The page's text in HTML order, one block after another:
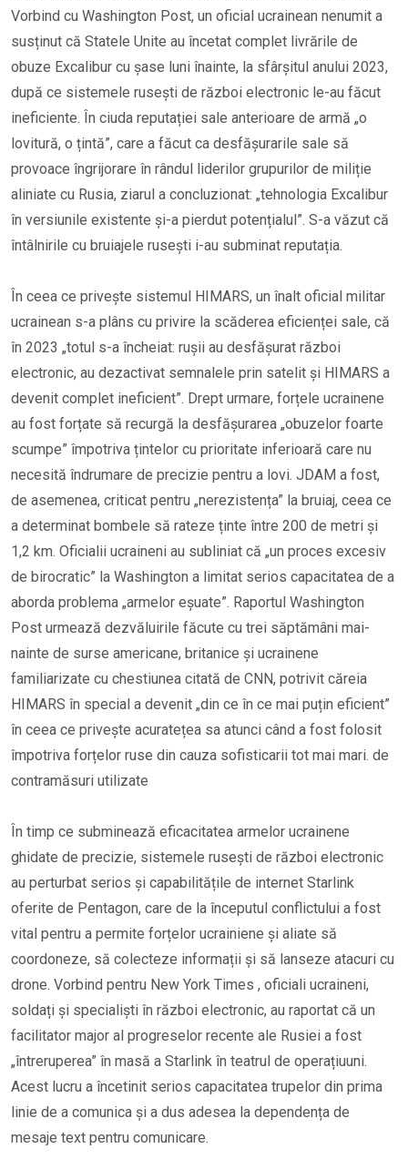
Vorbind cu Washington Post, un oficial ucrainean nenumit a
susținut că Statele Unite au încetat complet livrările de
obuze Excalibur cu șase luni înainte, la sfârșitul anului 2023,
după ce sistemele rusești de război electronic le-au făcut
ineficiente. În ciuda reputației sale anterioare de armă „o
lovitură, o țintă”, care a făcut ca desfășurarile sale să
provoace îngrijorare în rândul liderilor grupurilor de miliție
aliniate cu Rusia, ziarul a concluzionat: „tehnologia Excalibur
în versiunile existente și-a pierdut potențialul”. S-a văzut că
întâlnirile cu bruiajele rusești i-au subminat reputația.
În ceea ce privește sistemul HIMARS, un înalt oficial militar
ucrainean s-a plâns cu privire la scăderea eficienței sale, că
în 2023 „totul s-a încheiat: rușii au desfășurat război
electronic, au dezactivat semnalele prin satelit și HIMARS a
devenit complet ineficient”. Drept urmare, forțele ucrainene
au fost forțate să recurgă la desfășurarea „obuzelor foarte
scumpe” împotriva țintelor cu prioritate inferioară care nu
necesită îndrumare de precizie pentru a lovi. JDAM a fost,
de asemenea, criticat pentru „nerezistența” la bruiaj, ceea ce
a determinat bombele să rateze ținte între 200 de metri și
1,2 km. Oficialii ucraineni au subliniat că „un proces excesiv
de birocratic” la Washington a limitat serios capacitatea de a
aborda problema „armelor eșuate”. Raportul Washington
Post urmează dezvăluirile făcute cu trei săptămâni mai-
nainte de surse americane, britanice și ucrainene
familiarizate cu chestiunea citată de CNN, potrivit căreia
HIMARS în special a devenit „din ce în ce mai puțin eficient”
în ceea ce privește acuratețea sa atunci când a fost folosit
împotriva forțelor ruse din cauza sofisticarii tot mai mari. de
contramăsuri utilizate
În timp ce subminează eficacitatea armelor ucrainene
ghidate de precizie, sistemele rusești de război electronic
au perturbat serios și capabilitățile de internet Starlink
oferite de Pentagon, care de la începutul conflictului a fost
vital pentru a permite forțelor ucrainiene și aliate să
coordoneze, să colecteze informații și să lanseze atacuri cu
drone. Vorbind pentru New York Times , oficiali ucraineni,
soldați și specialiști în război electronic, au raportat că un
facilitator major al progreselor recente ale Rusiei a fost
„întreruperea” în masă a Starlink în teatrul de operațiuuni.
Acest lucru a încetinit serios capacitatea trupelor din prima
linie de a comunica și a dus adesea la dependența de
mesaje text pentru comunicare.